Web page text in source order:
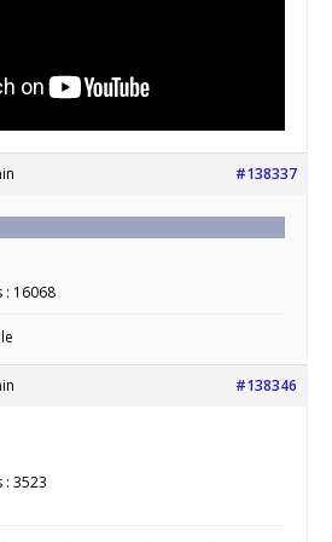
#138337
: 16068
#138346
: 3523